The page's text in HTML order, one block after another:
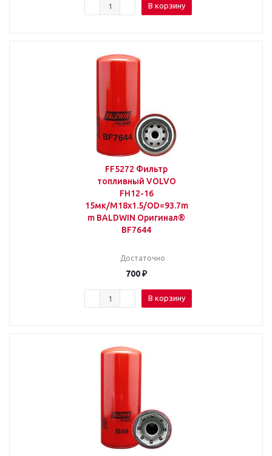
В корзину
FF5272 Фильтр
топливный VOLVO
FH12-16
15мк/M18x1.5/OD=93.7m
m BALDWIN Оригинал®
BF7644
Достаточно
700₽
В корзину